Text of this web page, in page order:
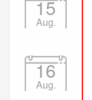
15
Aug.
16
Aug.